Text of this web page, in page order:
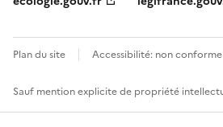
Plan du site Accessibilité: non conforme
Sauf mention explicite de propriété